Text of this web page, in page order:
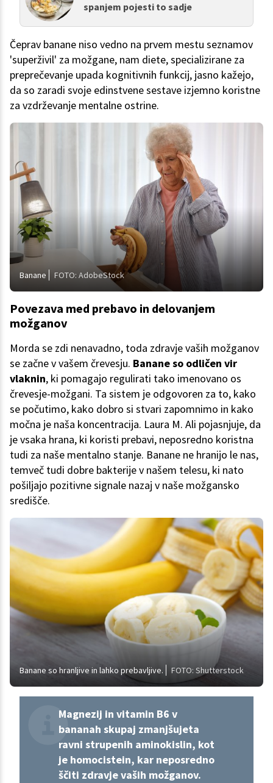
spanjem pojesti to sadje
Čeprav banane niso vedno na prvem mestu seznamov
'superživil' za možgane, nam diete, specializirane za
preprečevanje upada kognitivnih funkcij, jasno kažejo,
da so zaradi svoje edinstvene sestave izjemno koristne
za vzdrževanje mentalne ostrine.
Banane FOTO: AdobeStock
Povezava med prebavo in delovanjem
možganov
Morda se zdi nenavadno, toda zdravje vaših možganov
se začne v vašem črevesju. Banane so odličen vir
vlaknin, ki pomagajo regulirati tako imenovano os
črevesje-možgani. Ta sistem je odgovoren za to, kako
se počutimo, kako dobro si stvari zapomnimo in kako
močna je naša koncentracija. Laura M. Ali pojasnjuje, da
je vsaka hrana, ki koristi prebavi, neposredno koristna
tudi za naše mentalno stanje. Banane ne hranijo le nas,
temveč tudi dobre bakterije v našem telesu, ki nato
pošiljajo pozitivne signale nazaj v naše možgansko
središče.
Banane so hranljive in lahko prebavljive. FOTO: Shutterstock
Magnezij in vitamin B6 v
bananah skupaj zmanjšujeta
ravni strupenih aminokislin, kot
je homocistein, kar neposredno
ščiti zdravje vaših možganov.